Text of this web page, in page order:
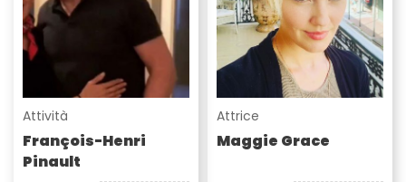
Attività
François-Henri
Pinault
Attrice
Maggie Grace